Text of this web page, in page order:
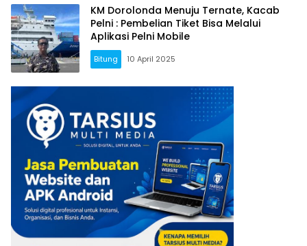
KM Dorolonda Menuju Ternate, Kacab
Pelni : Pembelian Tiket Bisa Melalui
Aplikasi Pelni Mobile
Bitung 10 April 2025